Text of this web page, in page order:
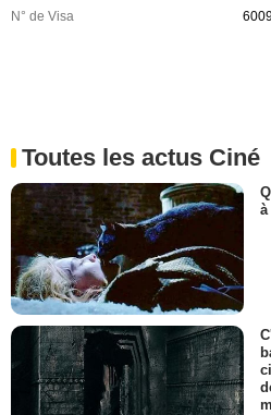
N° de Visa
Toutes les actus Ciné
à